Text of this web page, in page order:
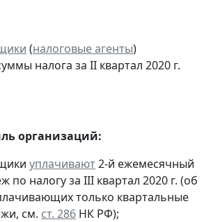
(налоговые агенты)
налога за II квартал 2020 г.
организаций:
уплачивают2-й ежемесячный
по налогу за III квартал 2020 г. (об
только квартальные
см. ст. 286 НК РФ);